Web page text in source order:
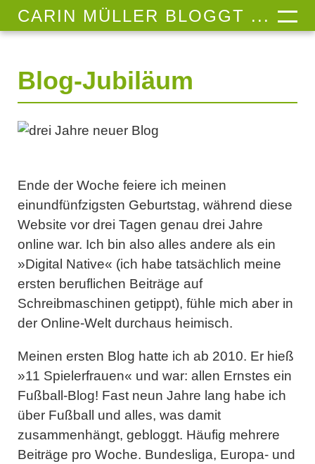
CARIN MÜLLER BLOGGT ...
Blog-Jubiläum
Ende der Woche feiere ich meinen
einundfünfzigsten Geburtstag, während diese
Website vor drei Tagen genau drei Jahre
online war. Ich bin also alles andere als ein
»Digital Native« (ich habe tatsächlich meine
ersten beruflichen Beiträge auf
Schreibmaschinen getippt), fühle mich aber in
der Online-Welt durchaus heimisch.
Meinen ersten Blog hatte ich ab 2010. Er hieß
»11 Spielerfrauen« und war: allen Ernstes ein
Fußball-Blog! Fast neun Jahre lang habe ich
über Fußball und alles, was damit
zusammenhängt, gebloggt. Häufig mehrere
Beiträge pro Woche. Bundesliga, Europa- und